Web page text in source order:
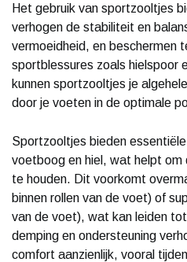
Het gebruik van sportzooltjes
verhogen de stabiliteit en
vermoeidheid, en beschermen
sportblessures zoals hielspoor
kunnen sportzooltjes je
door je voeten in de optimale
Sportzooltjes bieden
voetboog en hiel, wat helpt
te houden. Dit voorkomt
binnen rollen van de voet) of
van de voet), wat kan leiden
demping en ondersteuning
comfort aanzienlijk, vooral